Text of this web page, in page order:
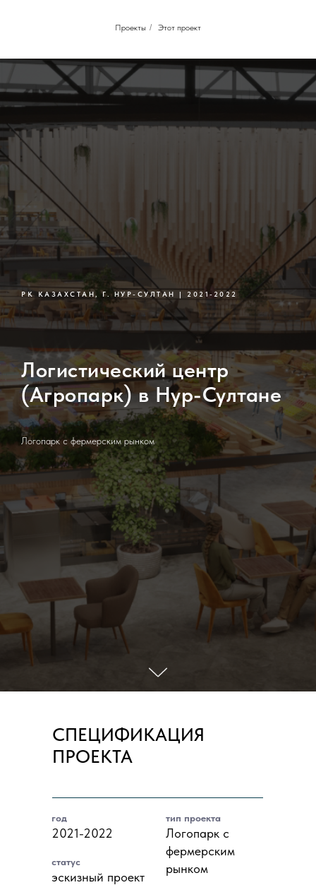
Проекты / Этот проект
РК КАЗАХСТАН, Г. НУР-СУЛТАН | 2021-2022
Логистический центр
(Агропарк) в Нур-Султане
Логопарк с фермерским рынком
СПЕЦИФИКАЦИЯ
ПРОЕКТА
год тип проекта
статус
2021-2022
Логопарк с
фермерским
рынком
эскизный проект